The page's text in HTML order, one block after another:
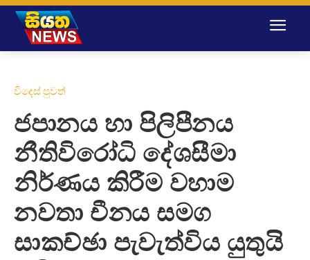
විදෙස් පුවත්
ජපානය හා පිලිපීනය
නීතිවිරෝධි දේශසීමා
නිර්ණය කිරීම වහාම
නවතා චීනය සමග
සාකච්ඡා පැවැත්විය යුතුයි